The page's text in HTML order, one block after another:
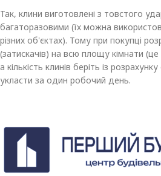
Так, клини виготовлені з товстого
багаторазовими (їх можна
різних об'єктах). Тому при покупці
(затискачів) на всю площу кімнати
а кількість клинів беріть із
укласти за один робочий день.